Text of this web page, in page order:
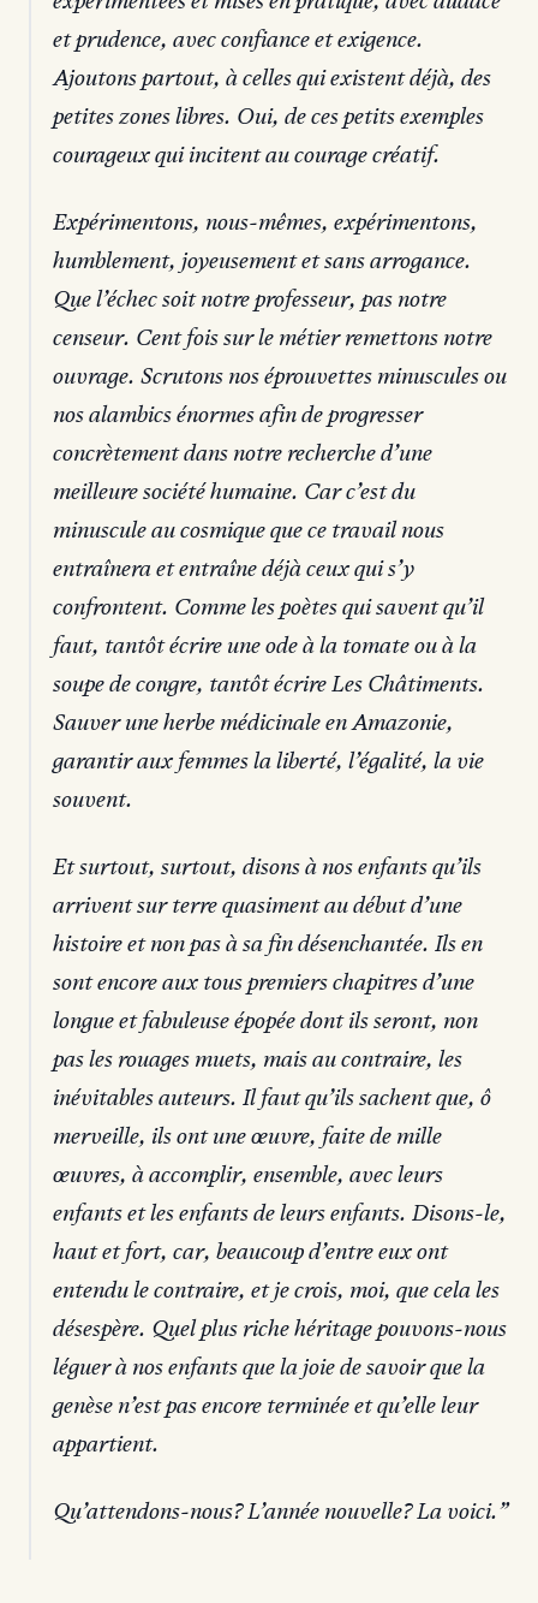
et prudence, avec confiance et exigence.
Ajoutons partout, à celles qui existent déjà, des
petites zones libres. Oui, de ces petits exemples
courageux qui incitent au courage créatif.
Expérimentons, nous-mêmes, expérimentons,
humblement, joyeusement et sans arrogance.
Que l’échec soit notre professeur, pas notre
censeur. Cent fois sur le métier remettons notre
ouvrage. Scrutons nos éprouvettes minuscules ou
nos alambics énormes afin de progresser
concrètement dans notre recherche d’une
meilleure société humaine. Car c’est du
minuscule au cosmique que ce travail nous
entraînera et entraîne déjà ceux qui s’y
confrontent. Comme les poètes qui savent qu’il
faut, tantôt écrire une ode à la tomate ou à la
soupe de congre, tantôt écrire Les Châtiments.
Sauver une herbe médicinale en Amazonie,
garantir aux femmes la liberté, l’égalité, la vie
souvent.
Et surtout, surtout, disons à nos enfants qu’ils
arrivent sur terre quasiment au début d’une
histoire et non pas à sa fin désenchantée. Ils en
sont encore aux tous premiers chapitres d’une
longue et fabuleuse épopée dont ils seront, non
pas les rouages muets, mais au contraire, les
inévitables auteurs. Il faut qu’ils sachent que, ô
merveille, ils ont une œuvre, faite de mille
œuvres, à accomplir, ensemble, avec leurs
enfants et les enfants de leurs enfants. Disons-le,
haut et fort, car, beaucoup d’entre eux ont
entendu le contraire, et je crois, moi, que cela les
désespère. Quel plus riche héritage pouvons-nous
léguer à nos enfants que la joie de savoir que la
genèse n’est pas encore terminée et qu’elle leur
appartient.
Qu’attendons-nous? L’année nouvelle? La voici.